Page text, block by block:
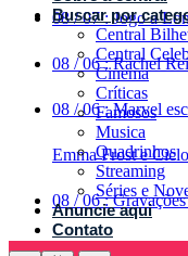
08 / 07 : Jogo a
08 / 06 : Rachel
08 / 06 : Marvel
Emma Frost e
08 / 06 :
Buscar por
Central
Central
Cinema
Críticas
Famosos
Musica
Quadrinhos
Streaming
Séries e
Anuncie aqui
Contato